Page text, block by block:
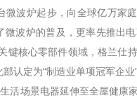
波炉起步，向全球亿万家
波炉的普及，更率先推出
核心零部件领域，格兰仕
认定为“制造业单项冠军企业
场景电器延伸至全屋健康